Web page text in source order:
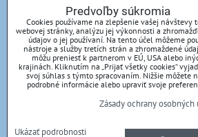
Povoliť tentokrát
Povoliť a zapamätať - súhlas s druhom
Funkčné
Otvoriť obsah v novom okne
Predvoľby súkromia
Cookies používame na zlepšenie vašej návštevy
webovej stránky, analýzu jej výkonnosti a
údajov o jej používaní. Na tento účel môžeme
nástroje a služby tretích strán a zhromaždené
môžu preniesť k partnerom v EÚ, USA alebo
krajinách. Kliknutím na „Prijať všetky cookies“
svoj súhlas s týmto spracovaním. Nižšie môžete
podrobné informácie alebo upraviť svoje
Zásady ochrany osobných
Ukázať podrobnosti